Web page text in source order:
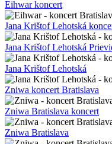
Eihwar koncert
Jana Krištof Lehotská
Jana Krištof Lehotská
Jana Krištof Lehotská
Zniwa koncert Bratislava
Zniwa Bratislava koncert
Zniwa Bratislava